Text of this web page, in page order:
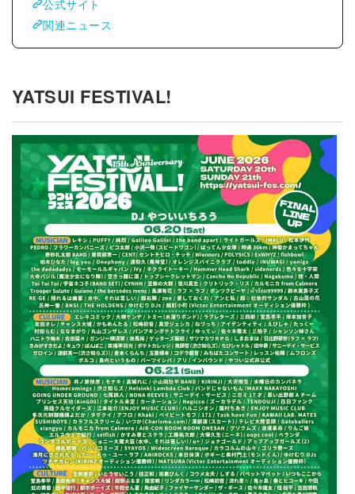
公式サイト
関連ニュース
YATSUI FESTIVAL!